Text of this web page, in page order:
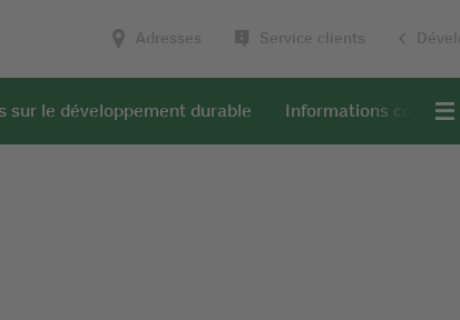
Adresses Service clients
sur le développement durable Informations